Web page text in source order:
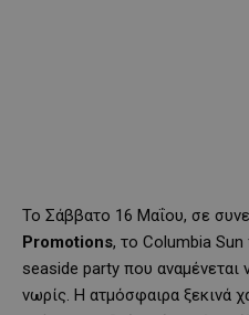
Το Σάββατο 16 Μαΐου, σε
Promotions, το Columbia
seaside party που αναμένεται
νωρίς. Η ατμόσφαιρα ξεκινά